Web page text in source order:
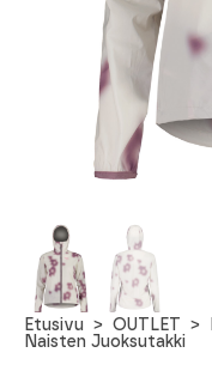
Etusivu OUTLET
Naisten Juoksutakki